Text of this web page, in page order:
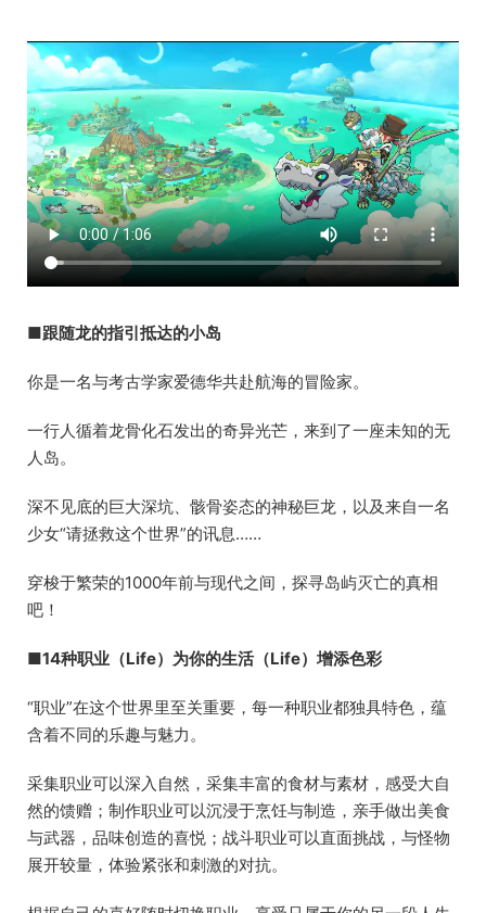
■跟随龙的指引抵达的小岛
你是一名与考古学家爱德华共赴航海的冒险家。
一行人循着龙骨化石发出的奇异光芒，来到了一座未知的无
人岛。
深不见底的巨大深坑、骸骨姿态的神秘巨龙，以及来自一名
少女“请拯救这个世界”的讯息……
穿梭于繁荣的1000年前与现代之间，探寻岛屿灭亡的真相
吧！
■14种职业（Life）为你的生活（Life）增添色彩
“职业”在这个世界里至关重要，每一种职业都独具特色，蕴
含着不同的乐趣与魅力。
采集职业可以深入自然，采集丰富的食材与素材，感受大自
然的馈赠；制作职业可以沉浸于烹饪与制造，亲手做出美食
与武器，品味创造的喜悦；战斗职业可以直面挑战，与怪物
展开较量，体验紧张和刺激的对抗。